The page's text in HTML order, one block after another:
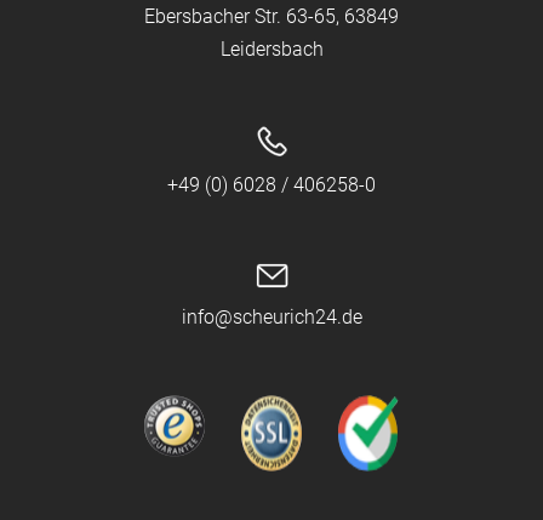
Ebersbacher Str. 63-65, 63849
Leidersbach
+49 (0) 6028 / 406258-0
info@scheurich24.de